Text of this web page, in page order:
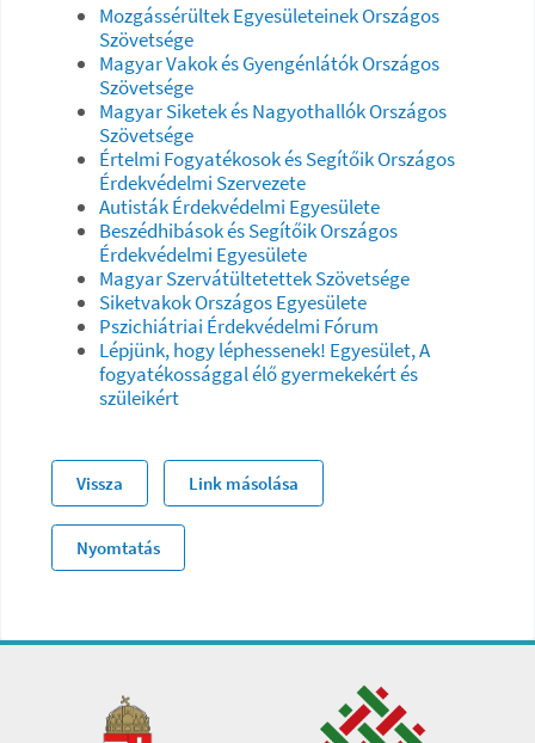
Mozgássérültek Egyesületeinek Országos
Szövetsége
Magyar Vakok és Gyengénlátók Országos
Szövetsége
Magyar Siketek és Nagyothallók Országos
Szövetsége
Értelmi Fogyatékosok és Segítőik Országos
Érdekvédelmi Szervezete
Autisták Érdekvédelmi Egyesülete
Beszédhibások és Segítőik Országos
Érdekvédelmi Egyesülete
Magyar Szervátültetettek Szövetsége
Siketvakok Országos Egyesülete
Pszichiátriai Érdekvédelmi Fórum
Lépjünk, hogy léphessenek! Egyesület, A
fogyatékossággal élő gyermekekért és
szüleikért
Vissza Link másolása
Nyomtatás